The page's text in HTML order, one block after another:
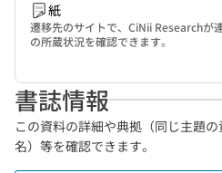
紙
遷移先のサイトで、CiNii Researchが
の所蔵状況を確認できます。
書誌情報
この資料の詳細や典拠（同じ主題
名）等を確認できます。